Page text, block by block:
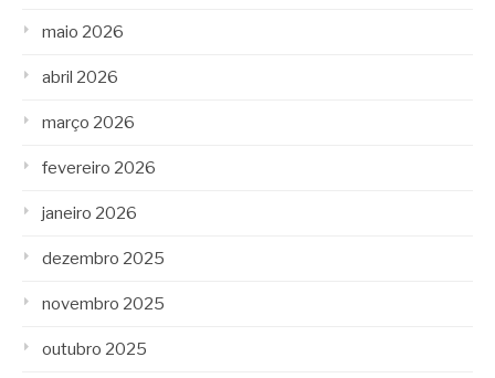
maio 2026
abril 2026
março 2026
fevereiro 2026
janeiro 2026
dezembro 2025
novembro 2025
outubro 2025